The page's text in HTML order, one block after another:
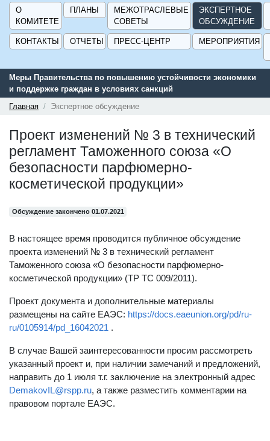
О
КОМИТЕТЕ
ПЛАНЫ
МЕЖОТРАСЛЕВЫЕ
СОВЕТЫ
ЭКСПЕРТНОЕ
ОБСУЖДЕНИЕ
КОНТАКТЫ ОТЧЕТЫ ПРЕСС-ЦЕНТР МЕРОПРИЯТИЯ
Меры Правительства по повышению устойчивости экономики
и поддержке граждан в условиях санкций
Главная
Экспертное обсуждение
Проект изменений № 3 в технический
регламент Таможенного союза «О
безопасности парфюмерно-
косметической продукции»
Обсуждение закончено 01.07.2021
В настоящее время проводится публичное обсуждение
проекта изменений № 3 в технический регламент
Таможенного союза «О безопасности парфюмерно-
косметической продукции» (ТР ТС 009/2011).
Проект документа и дополнительные материалы
размещены на сайте ЕАЭС: https://docs.eaeunion.org/pd/ru-
ru/0105914/pd_16042021 .
В случае Вашей заинтересованности просим рассмотреть
указанный проект и, при наличии замечаний и предложений,
направить до 1 июля т.г. заключение на электронный адрес
DemakovIL@rspp.ru, а также разместить комментарии на
правовом портале ЕАЭС.